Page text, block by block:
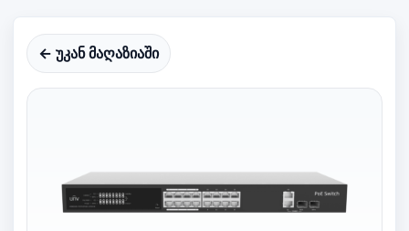
← უკან მაღაზიაში